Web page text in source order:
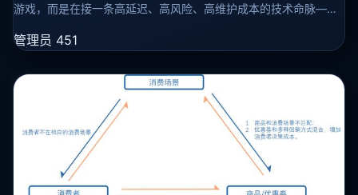
游戏，而是在接一条高延迟、高风险、高维护成本的技术命脉——
上，投诉电话直接打爆，
管理员 451